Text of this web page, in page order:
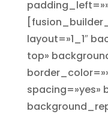
layout=»1_1″
top»
spacing=»yes»